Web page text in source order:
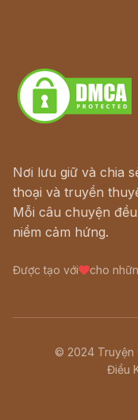
Nơi lưu giữ và chia
thoại và truyền
Mỗi câu chuyện
niềm cảm hứng.
Được tạo với cho
© 2024 Truyện
Điều